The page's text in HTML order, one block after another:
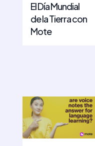
El Día Mundial
de la Tierra con
Mote